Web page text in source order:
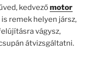
kedvezőmotor
remek helyen jársz,
vágysz,
átvizsgáltatni.